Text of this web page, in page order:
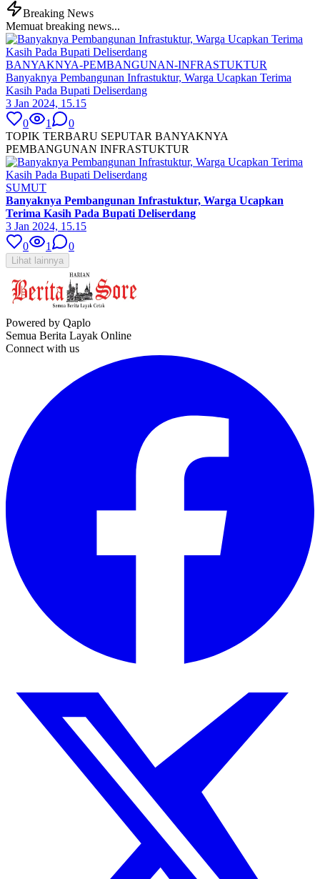
Breaking News
Memuat breaking news...
BANYAKNYA-PEMBANGUNAN-INFRASTUKTUR
Banyaknya Pembangunan Infrastuktur, Warga Ucapkan Terima
Kasih Pada Bupati Deliserdang
3 Jan 2024, 15.15
0
1
0
TOPIK TERBARU SEPUTAR BANYAKNYA
PEMBANGUNAN INFRASTUKTUR
SUMUT
Banyaknya Pembangunan Infrastuktur, Warga Ucapkan
Terima Kasih Pada Bupati Deliserdang
3 Jan 2024, 15.15
0
1 0
Lihat lainnya
Powered by Qaplo
Semua Berita Layak Online
Connect with us